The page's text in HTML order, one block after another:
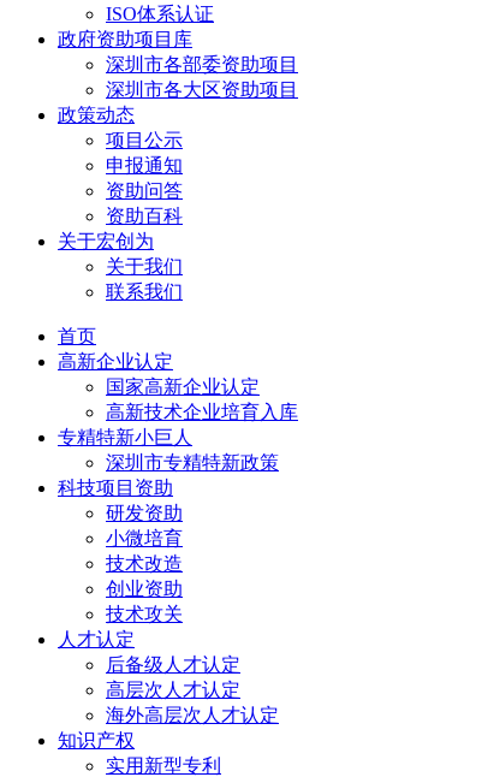
ISO体系认证
政府资助项目库
深圳市各部委资助项目
深圳市各大区资助项目
政策动态
项目公示
申报通知
资助问答
资助百科
关于宏创为
关于我们
联系我们
首页
高新企业认定
国家高新企业认定
高新技术企业培育入库
专精特新小巨人
深圳市专精特新政策
科技项目资助
研发资助
小微培育
技术改造
创业资助
技术攻关
人才认定
后备级人才认定
高层次人才认定
海外高层次人才认定
知识产权
实用新型专利